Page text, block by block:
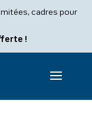
cadres pour
!